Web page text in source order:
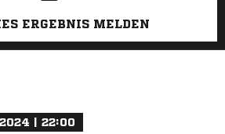
ERGEBNIS MELDEN
| 22:00